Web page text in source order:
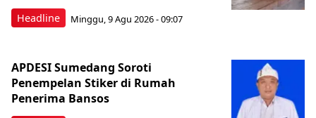
Headline Minggu, 9 Agu 2026 - 09:07
APDESI Sumedang Soroti
Penempelan Stiker di Rumah
Penerima Bansos